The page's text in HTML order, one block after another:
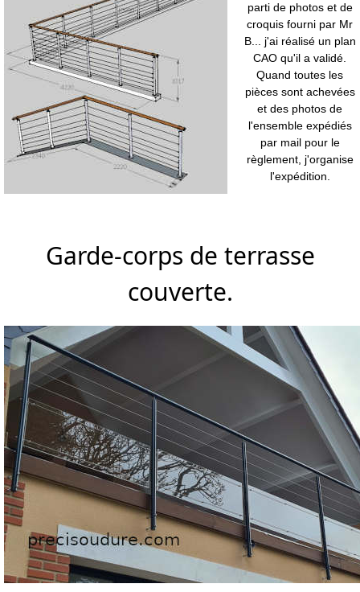
parti de photos et de
croquis fourni par Mr
B... j'ai réalisé un plan
CAO qu'il a validé.
Quand toutes les
pièces sont achevées
et des photos de
l'ensemble expédiés
par mail pour le
règlement, j'organise
l'expédition.
Garde-corps de terrasse
couverte.